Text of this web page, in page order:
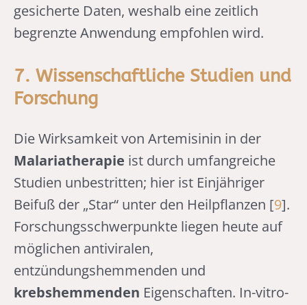
gesicherte Daten, weshalb eine zeitlich
begrenzte Anwendung empfohlen wird.
7. Wissenschaftliche Studien und
Forschung
Die Wirksamkeit von Artemisinin in der
Malariatherapie ist durch umfangreiche
Studien unbestritten; hier ist Einjähriger
Beifuß der „Star“ unter den Heilpflanzen [9].
Forschungsschwerpunkte liegen heute auf
möglichen antiviralen,
entzündungshemmenden und
krebshemmenden Eigenschaften. In-vitro-